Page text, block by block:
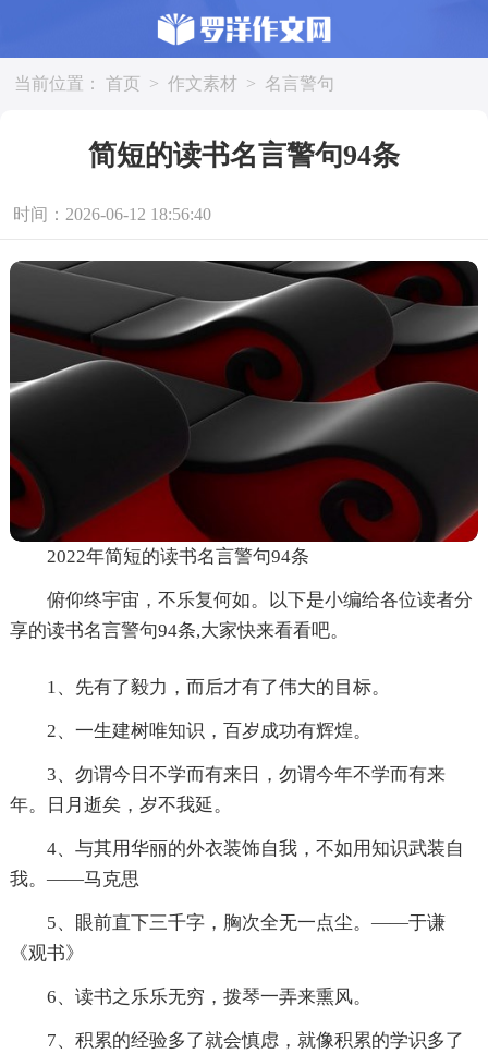
当前位置： 首页 > 作文素材 > 名言警句
简短的读书名言警句94条
时间：2026-06-12 18:56:40
2022年简短的读书名言警句94条
俯仰终宇宙，不乐复何如。以下是小编给各位读者分
享的读书名言警句94条,大家快来看看吧。
1、先有了毅力，而后才有了伟大的目标。
2、一生建树唯知识，百岁成功有辉煌。
3、勿谓今日不学而有来日，勿谓今年不学而有来
年。日月逝矣，岁不我延。
4、与其用华丽的外衣装饰自我，不如用知识武装自
我。——马克思
5、眼前直下三千字，胸次全无一点尘。——于谦
《观书》
6、读书之乐乐无穷，拨琴一弄来熏风。
7、积累的经验多了就会慎虑，就像积累的学识多了